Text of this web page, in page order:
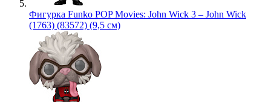
Фигурка Funko POP Movies: John Wick 3 – John Wick
(1763) (83572) (9,5 см)